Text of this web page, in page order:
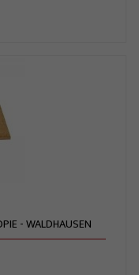
- WALDHAUSEN